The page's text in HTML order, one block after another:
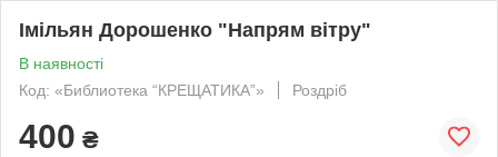
Імільян Дорошенко "Напрям вітру"
В наявності
Код: «Библиотека “КРЕЩАТИКА”»
Роздріб
400 ₴